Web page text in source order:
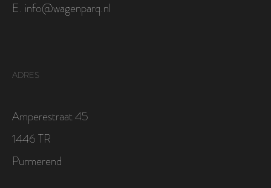
E. info@wagenparq.nl
ADRES
Amperestraat 45
1446 TR
Purmerend